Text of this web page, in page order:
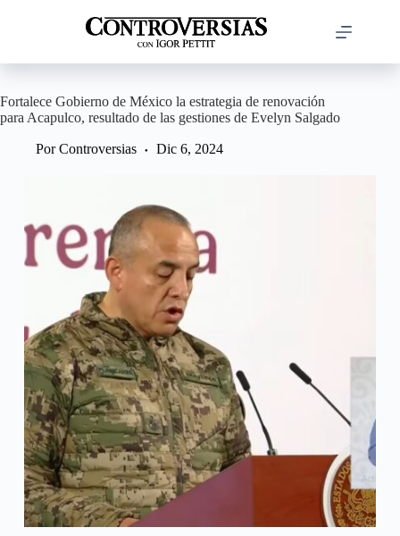
Fortalece Gobierno de México la estrategia de renovación
para Acapulco, resultado de las gestiones de Evelyn Salgado
Por Controversias Dic 6, 2024